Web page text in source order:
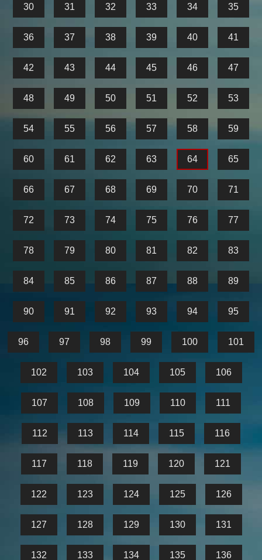
30 31 32 33 34 35
36 37 38 39 40 41
42 43 44 45 46 47
48 49 50 51 52 53
54 55 56 57 58 59
60 61 62 63 64 65
66 67 68 69 70 71
72 73 74 75 76 77
78 79 80 81 82 83
84 85 86 87 88 89
90 91 92 93 94 95
96 97 98 99 100 101
102 103 104 105 106
107 108 109 110 111
112 113 114 115 116
117 118 119 120 121
122 123 124 125 126
127 128 129 130 131
132 133 134 135 136